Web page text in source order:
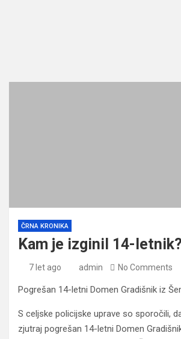
ČRNA KRONIKA
Kam je izginil 14-letnik?
7 let ago admin No Comments
Pogrešan 14-letni Domen Gradišnik iz
S celjske policijske uprave so sporočili,
zjutraj pogrešan 14-letni Domen